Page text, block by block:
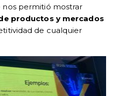
permitió mostrar
productos y mercados
de cualquier